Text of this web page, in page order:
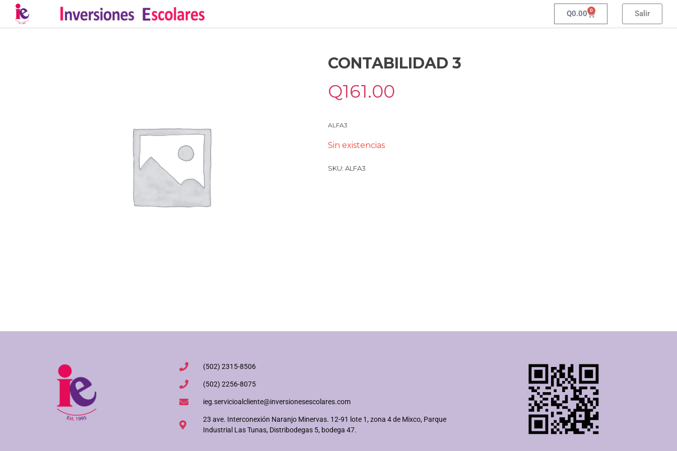
Q0.00 0 Salir
CONTABILIDAD 3
Q161.00
ALFA3
Sin existencias
SKU: ALFA3
(502) 2315-8506
(502) 2256-8075
ieg.servicioalcliente@inversionesescolares.com
23 ave. Interconexión Naranjo Minervas. 12-91 lote 1, zona 4 de Mixco, Parque
Industrial Las Tunas, Distribodegas 5, bodega 47.